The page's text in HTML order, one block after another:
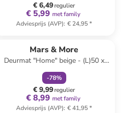
€ 6,49regulier
€ 5,99 met family
Adviesprijs (AVP): € 24,95*
Mars & More
Deurmat "Home" beige - (L)50 x
(B)75 cm
-78%
€ 9,99regulier
€ 8,99 met family
Adviesprijs (AVP): € 41,95*